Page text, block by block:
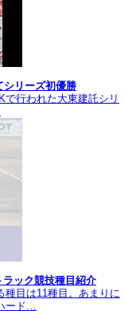
シリーズ初優勝
行われた大東建託シリ
ラック競技種目紹介
種目は11種目。あまりに
ード…